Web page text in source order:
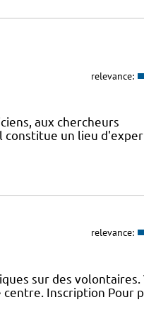
relevance:
aux chercheurs
un lieu
relevance:
sur des volontaires.
Inscription Pour